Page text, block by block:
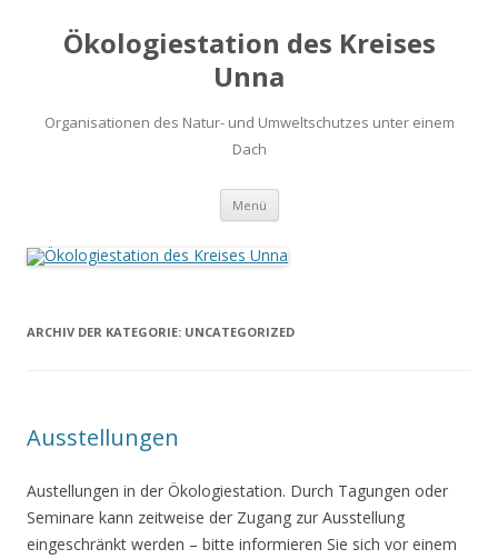
Ökologiestation des Kreises
Unna
Organisationen des Natur- und Umweltschutzes unter einem
Dach
Menü Zum
springen
ARCHIV DER KATEGORIE: UNCATEGORIZED
Ausstellungen
Austellungen in der Ökologiestation. Durch Tagungen oder
Seminare kann zeitweise der Zugang zur Ausstellung
eingeschränkt werden – bitte informieren Sie sich vor einem